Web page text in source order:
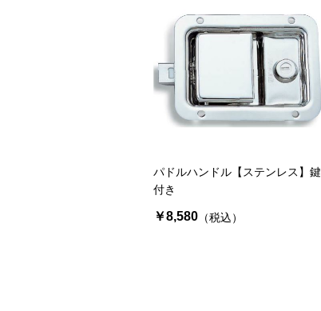
パドルハンドル【ステンレス】鍵
付き
￥8,580 （税込）